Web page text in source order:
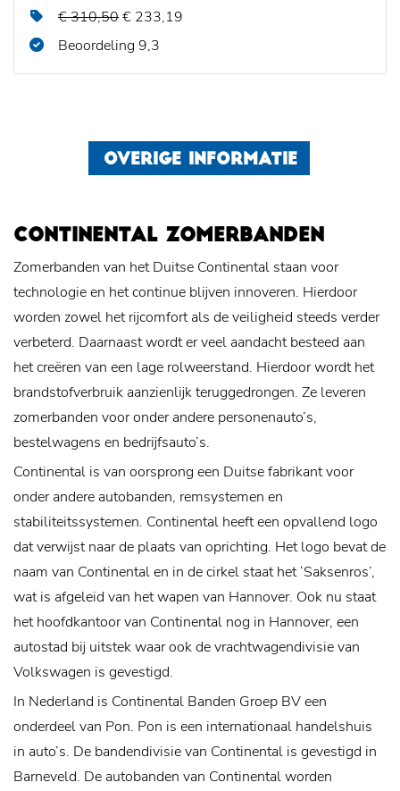
€ 310,50€ 233,19
Beoordeling 9,3
OVERIGE INFORMATIE
CONTINENTAL ZOMERBANDEN
Zomerbanden van het Duitse Continental staan voor
technologie en het continue blijven innoveren. Hierdoor
worden zowel het rijcomfort als de veiligheid steeds verder
verbeterd. Daarnaast wordt er veel aandacht besteed aan
het creëren van een lage rolweerstand. Hierdoor wordt het
brandstofverbruik aanzienlijk teruggedrongen. Ze leveren
zomerbanden voor onder andere personenauto’s,
bestelwagens en bedrijfsauto’s.
Continental is van oorsprong een Duitse fabrikant voor
onder andere autobanden, remsystemen en
stabiliteitssystemen. Continental heeft een opvallend logo
dat verwijst naar de plaats van oprichting. Het logo bevat de
naam van Continental en in de cirkel staat het ‘Saksenros’,
wat is afgeleid van het wapen van Hannover. Ook nu staat
het hoofdkantoor van Continental nog in Hannover, een
autostad bij uitstek waar ook de vrachtwagendivisie van
Volkswagen is gevestigd.
In Nederland is Continental Banden Groep BV een
onderdeel van Pon. Pon is een internationaal handelshuis
in auto’s. De bandendivisie van Continental is gevestigd in
Barneveld. De autobanden van Continental worden